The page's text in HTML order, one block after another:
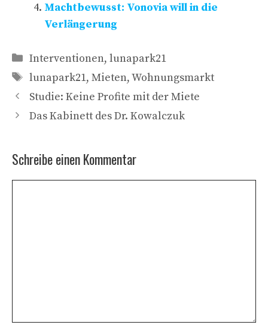
Machtbewusst: Vonovia will in die
Verlängerung
Kategorien
Interventionen, lunapark21
Schlagwörter
lunapark21, Mieten,Wohnungsmarkt
Studie: Keine Profite mit der Miete
Das Kabinett des Dr. Kowalczuk
Schreibe einen Kommentar